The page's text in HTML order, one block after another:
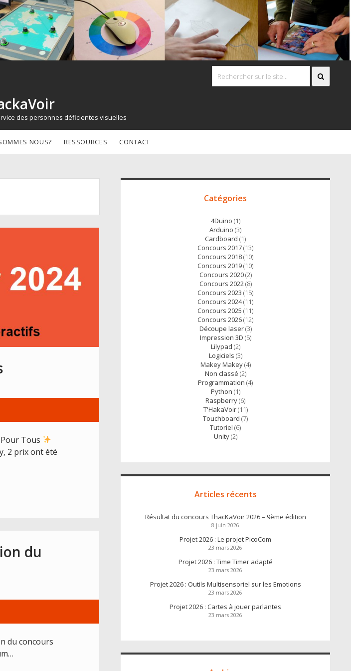
des personnes déficientes visuelles
NOUS? RESSOURCES CONTACT
Tous
2 prix ont été
du
du concours
Accès
Catégories
4Duino (1)
Arduino (3)
Cardboard (1)
Concours 2017(13)
Concours 2018(10)
Concours 2019(10)
Concours 2020(2)
Concours 2022(8)
Concours 2023 (15)
Concours 2024(11)
Concours 2025 (11)
Concours 2026(12)
Découpe laser(3)
Impression 3D (5)
Lilypad (2)
Logiciels (3)
Makey Makey(4)
Non classé (2)
Programmation (4)
Python (1)
Raspberry(6)
T'HakaVoir(11)
Touchboard (7)
Tutoriel (6)
Unity(2)
Articles récents
Résultat du concours ThacKaVoir 2026 – 9ème édition
8 juin 2026
Projet 2026 : Le projet PicoCom
23 mars 2026
Projet 2026 : Time Timer adapté
23 mars 2026
Projet 2026 : Outils Multisensoriel sur les Emotions
23 mars 2026
Projet 2026 : Cartes à jouer parlantes
23 mars 2026